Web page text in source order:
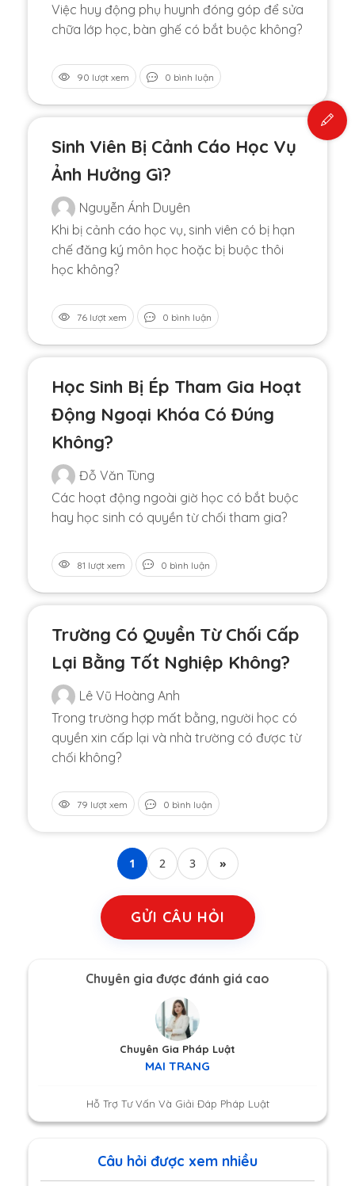
Việc huy động phụ huynh đóng góp để sửa
chữa lớp học, bàn ghế có bắt buộc không?
90 lượt xem 0 bình luận
Sinh Viên Bị Cảnh Cáo Học Vụ
Ảnh Hưởng Gì?
Nguyễn Ánh Duyên
Khi bị cảnh cáo học vụ, sinh viên có bị hạn
chế đăng ký môn học hoặc bị buộc thôi
học không?
76 lượt xem 0 bình luận
Học Sinh Bị Ép Tham Gia Hoạt
Động Ngoại Khóa Có Đúng
Không?
Đỗ Văn Tùng
Các hoạt động ngoài giờ học có bắt buộc
hay học sinh có quyền từ chối tham gia?
81 lượt xem 0 bình luận
Trường Có Quyền Từ Chối Cấp
Lại Bằng Tốt Nghiệp Không?
Lê Vũ Hoàng Anh
Trong trường hợp mất bằng, người học có
quyền xin cấp lại và nhà trường có được từ
chối không?
79 lượt xem 0 bình luận
1 2 3 »
GỬI CÂU HỎI
Chuyên gia được đánh giá cao
Chuyên Gia Pháp Luật
MAI TRANG
Hỗ Trợ Tư Vấn Và Giải Đáp Pháp Luật
Câu hỏi được xem nhiều